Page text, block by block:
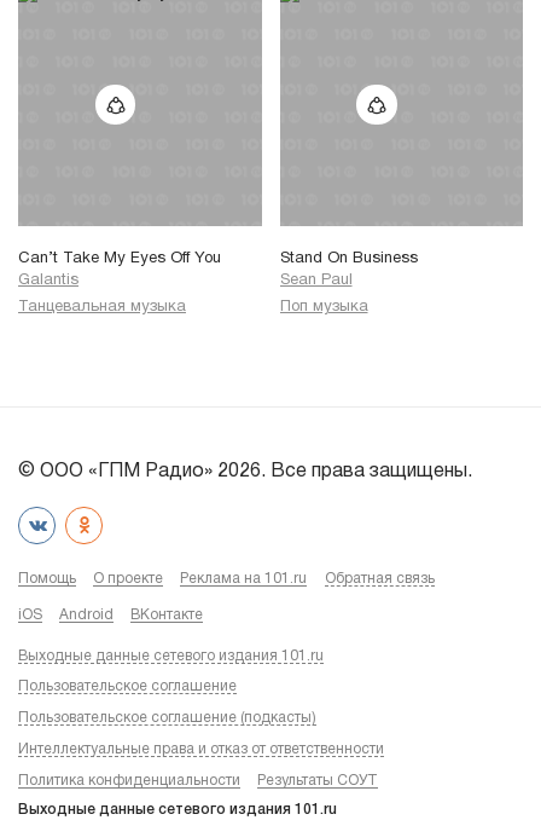
Can’t Take My Eyes Off You
Galantis
Танцевальная музыка
Stand On Business
Sean Paul
Поп музыка
© ООО «ГПМ Радио» 2026. Все права защищены.
Помощь О проекте Реклама на 101.ru Обратная связь
iOS Android ВКонтакте
Выходные данные сетевого издания 101.ru
Пользовательское соглашение
Пользовательское соглашение (подкасты)
Интеллектуальные права и отказ от ответственности
Политика конфиденциальности Результаты СОУТ
Выходные данные сетевого издания 101.ru